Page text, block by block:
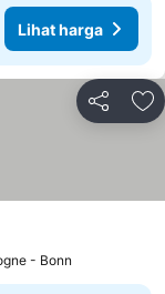
Lihat harga
Kongsi
- Bonn